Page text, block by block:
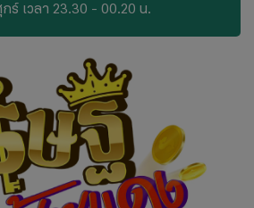
ร์ เวลา 23.30 - 00.20 น.